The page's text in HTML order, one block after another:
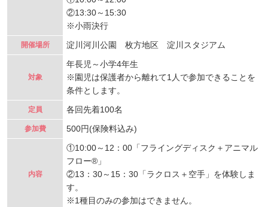
②13:30～15:30
※小雨決行
開催場所 淀川河川公園 枚方地区 淀川スタジアム
対象
年長児～小学4年生
※園児は保護者から離れて1人で参加できることを
条件とします。
定員 各回先着100名
参加費 500円(保険料込み)
内容
①10:00～12：00「フライングディスク＋アニマル
フロー®」
②13：30～15：30「ラクロス＋空手」を体験しま
す。
※1種目のみの参加はできません。